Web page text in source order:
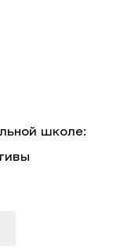
школе: